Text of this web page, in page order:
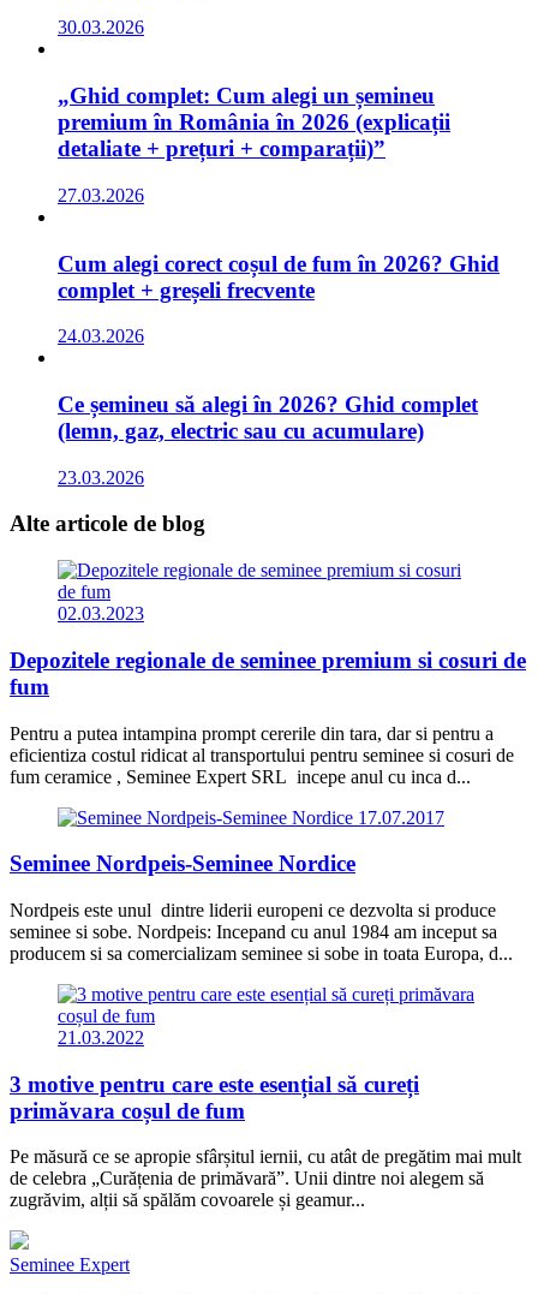
30.03.2026
„Ghid complet: Cum alegi un șemineu
premium în România în 2026 (explicații
detaliate + prețuri + comparații)”
27.03.2026
Cum alegi corect coșul de fum în 2026? Ghid
complet + greșeli frecvente
24.03.2026
Ce șemineu să alegi în 2026? Ghid complet
(lemn, gaz, electric sau cu acumulare)
23.03.2026
Alte articole de blog
02.03.2023
Depozitele regionale de seminee premium si cosuri de
fum
Pentru a putea intampina prompt cererile din tara, dar si pentru a
eficientiza costul ridicat al transportului pentru seminee si cosuri de
fum ceramice , Seminee Expert SRL incepe anul cu inca d...
17.07.2017
Seminee Nordpeis-Seminee Nordice
Nordpeis este unul dintre liderii europeni ce dezvolta si produce
seminee si sobe. Nordpeis: Incepand cu anul 1984 am inceput sa
producem si sa comercializam seminee si sobe in toata Europa, d...
21.03.2022
3 motive pentru care este esențial să cureți
primăvara coșul de fum
Pe măsură ce se apropie sfârșitul iernii, cu atât de pregătim mai mult
de celebra „Curățenia de primăvară”. Unii dintre noi alegem să
zugrăvim, alții să spălăm covoarele și geamur...
Seminee Expert